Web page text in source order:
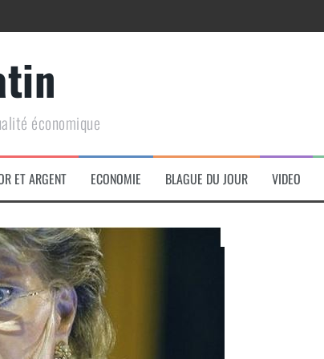
de conquête géopolitique massive
économique
ET ARGENT ECONOMIE BLAGUE DU JOUR VIDEO